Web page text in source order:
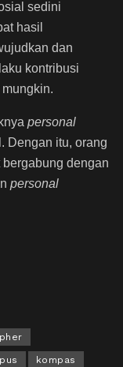
sedini
hasil
dan
kontribusi
personal
Dengan itu, orang
dengan
personal
kompas